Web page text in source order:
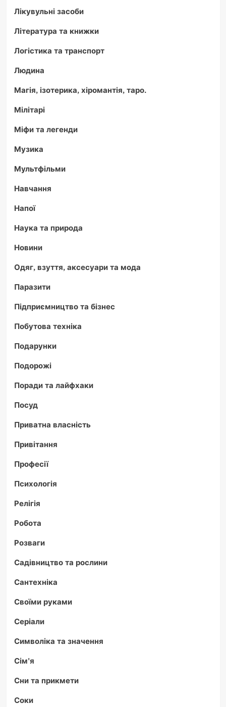
Лікувульні засоби
Література та книжки
Логістика та транспорт
Людина
Магія, ізотерика, хіромантія, таро.
Мілітарі
Міфи та легенди
Музика
Мультфільми
Навчання
Напої
Наука та природа
Новини
Одяг, взуття, аксесуари та мода
Паразити
Підприємництво та бізнес
Побутова техніка
Подарунки
Подорожі
Поради та лайфхаки
Посуд
Приватна власність
Привітання
Професії
Психологія
Релігія
Робота
Розваги
Садівництво та рослини
Сантехніка
Своїми руками
Серіали
Символіка та значення
Сім'я
Сни та прикмети
Соки